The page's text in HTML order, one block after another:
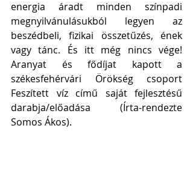
energia áradt minden színpadi
megnyilvánulásukból legyen az
beszédbeli, fizikai összetűzés, ének
vagy tánc. És itt még nincs vége!
Aranyat és fődíjat kapott a
székesfehérvári Örökség csoport
Feszített víz című saját fejlesztésű
darabja/előadása (Írta-rendezte
Somos Ákos).